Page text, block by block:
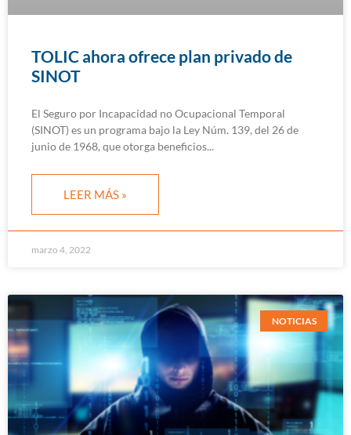
TOLIC ahora ofrece plan privado de
SINOT
El Seguro por Incapacidad no Ocupacional Temporal
(SINOT) es un programa bajo la Ley Núm. 139, del 26 de
junio de 1968, que otorga beneficios
LEER MÁS »
marzo 4, 2022
NOTICIAS